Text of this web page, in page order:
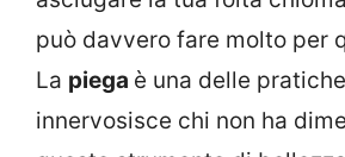
può davvero fare molto per
La piega è una delle
innervosisce chi non ha